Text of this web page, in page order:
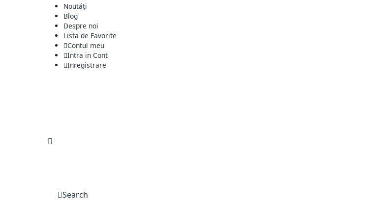
Noutăți
Blog
Despre noi
Lista de Favorite
Contul meu
Intra in Cont
Inregistrare
Search